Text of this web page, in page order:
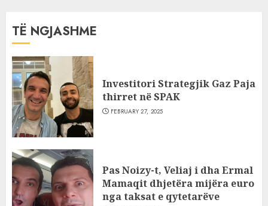
TË NGJASHME
Investitori Strategjik Gaz Paja
thirret në SPAK
FEBRUARY 27, 2025
Pas Noizy-t, Veliaj i dha Ermal
Mamaqit dhjetëra mijëra euro
nga taksat e qytetarëve